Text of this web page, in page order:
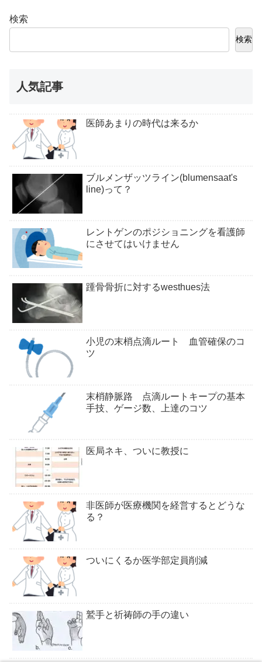
検索
検索
人気記事
医師あまりの時代は来るか
ブルメンザッツライン(blumensaat's
line)って？
レントゲンのポジショニングを看護師
にさせてはいけません
踵骨骨折に対するwesthues法
小児の末梢点滴ルート 血管確保のコ
ツ
末梢静脈路 点滴ルートキープの基本
手技、ゲージ数、上達のコツ
医局ネキ、ついに教授に
非医師が医療機関を経営するとどうな
る？
ついにくるか医学部定員削減
鷲手と祈祷師の手の違い